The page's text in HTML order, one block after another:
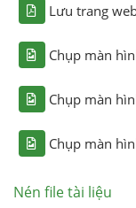
Lưu trang
Chụp màn
Chụp màn
Chụp màn
Nén file tài liệu